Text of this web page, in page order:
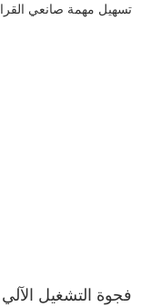
تسهيل مهمة صانعي
فجوة التشغيل الآلي